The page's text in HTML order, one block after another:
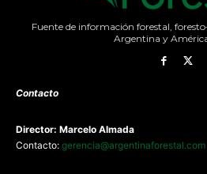
Fuente de información forestal,
Argentina y
Contacto
Director: Marcelo Almada
Contacto: gerencia@argentinaforestal.com